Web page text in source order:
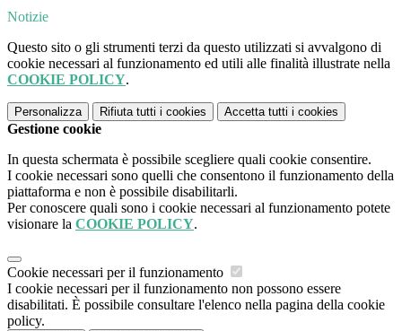
Notizie
Questo sito o gli strumenti terzi da questo utilizzati si avvalgono di
cookie necessari al funzionamento ed utili alle finalità illustrate nella
COOKIE POLICY.
Personalizza Rifiuta tutti i cookies Accetta tutti i cookies
Gestione cookie
In questa schermata è possibile scegliere quali cookie consentire.
I cookie necessari sono quelli che consentono il funzionamento della
piattaforma e non è possibile disabilitarli.
Per conoscere quali sono i cookie necessari al funzionamento potete
visionare la COOKIE POLICY.
Cookie necessari per il funzionamento
I cookie necessari per il funzionamento non possono essere
disabilitati. È possibile consultare l'elenco nella pagina della cookie
policy.